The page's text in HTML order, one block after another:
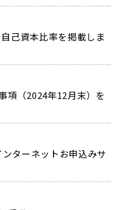
己資本比率を掲載しま
項（2024年12月末）を
ターネットお申込みサ